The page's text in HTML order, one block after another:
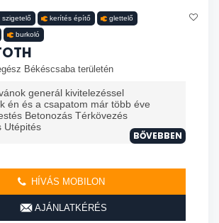
szigetelő kerítés építő glettelő
burkoló
Békéscsaba területén
generál kivitelezéssel
én és a csapatom már több éve
Betonozás Térkövezés
Utépités
BŐVEBBEN
HÍVÁS MOBILON
AJÁNLATKÉRÉS